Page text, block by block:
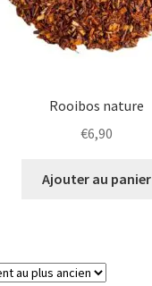
Rooibos nature
€6,90
Ajouter au panier